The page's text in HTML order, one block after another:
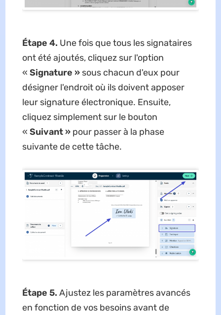
Étape 4. Une fois que tous les signataires
ont été ajoutés, cliquez sur l'option
« Signature »sous chacun d'eux pour
désigner l'endroit où ils doivent apposer
leur signature électronique. Ensuite,
cliquez simplement sur le bouton
« Suivant »pour passer à la phase
suivante de cette tâche.
Étape 5. Ajustez les paramètres avancés
en fonction de vos besoins avant de